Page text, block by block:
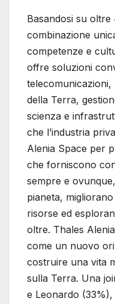
Basandosi su
combinazione
competenze e
offre soluzioni
telecomunicazioni,
della Terra,
scienza e
che l’industria
Alenia Space per
che forniscono
sempre e
pianeta,
risorse ed
oltre. Thales
come un nuovo
costruire una vita
sulla Terra. Una
e Leonardo